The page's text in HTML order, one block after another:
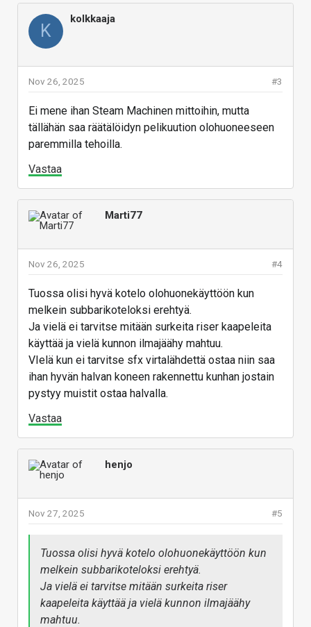
K
kolkkaaja
#3
Nov 26, 2025
Ei mene ihan Steam Machinen mittoihin, mutta
tällähän saa räätälöidyn pelikuution olohuoneeseen
paremmilla tehoilla.
Vastaa
Marti77
#4
Nov 26, 2025
Tuossa olisi hyvä kotelo olohuonekäyttöön kun
melkein subbarikoteloksi erehtyä.
Ja vielä ei tarvitse mitään surkeita riser kaapeleita
käyttää ja vielä kunnon ilmajäähy mahtuu.
VIelä kun ei tarvitse sfx virtalähdettä ostaa niin saa
ihan hyvän halvan koneen rakennettu kunhan jostain
pystyy muistit ostaa halvalla.
Vastaa
henjo
#5
Nov 27, 2025
Tuossa olisi hyvä kotelo olohuonekäyttöön kun
melkein subbarikoteloksi erehtyä.
Ja vielä ei tarvitse mitään surkeita riser
kaapeleita käyttää ja vielä kunnon ilmajäähy
mahtuu.